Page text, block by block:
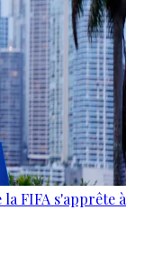
FIFA s'apprête à